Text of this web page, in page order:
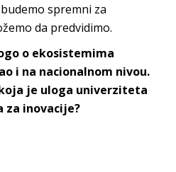
spremni za
da predvidimo.
o ekosistemima
i na nacionalnom nivou.
je uloga univerziteta
za inovacije?